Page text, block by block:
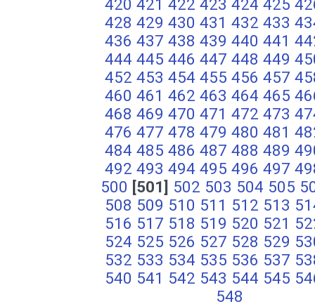
420 421 422 423 424 425
428 429 430 431 432 433
436 437 438 439 440 441
444 445 446 447 448 449
452 453 454 455 456 457
460 461 462 463 464 465
468 469 470 471 472 473
476 477 478 479 480 481
484 485 486 487 488 489
492 493 494 495 496 497
500 [501] 502 503 504 505
508 509 510 511 512 513
516 517 518 519 520 521
524 525 526 527 528 529
532 533 534 535 536 537
540 541 542 543 544 545
548